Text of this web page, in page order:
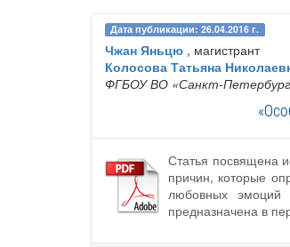
Дата публикации: 26.04.2016 г.
Чжан Яньцю , магистрант
Колосова Татьяна
ФГБОУ ВО «Санкт-
Статья посвящена
причин, которые
любовных эмоций
предназначена в